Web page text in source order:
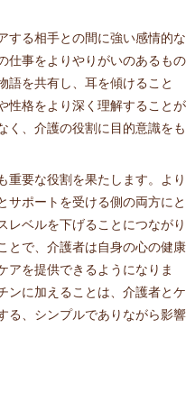
する相手との間に強い感情的な
仕事をよりやりがいのあるもの
語を共有し、耳を傾けること
性格をより深く理解することが
く、介護の役割に目的意識をも
重要な役割を果たします。より
サポートを受ける側の両方にと
レベルを下げることにつながり
とで、介護者は自身の心の健康
アを提供できるようになりま
ンに加えることは、介護者とケ
る、シンプルでありながら影響